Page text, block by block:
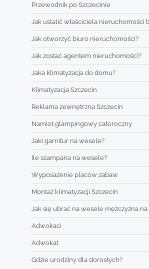
Przewodnik po Szczecinie
Jak ustalić właściciela nieruchomości
Jak otworzyć biuro nieruchomości?
Jak zostać agentem nieruchomości?
Jaka klimatyzacja do domu?
Klimatyzacja Szczecin
Reklama zewnętrzna Szczecin
Namiot glampingowy całoroczny
Jaki garnitur na wesele?
Ile szampana na wesele?
Wyposażenie placów zabaw
Montaż klimatyzacji Szczecin
Jak się ubrać na wesele mężczyzna
Adwokaci
Adwokat
Gdzie urodziny dla dorosłych?